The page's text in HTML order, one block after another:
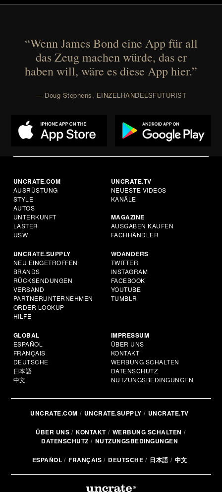
“Wenn James Bond eine App für all
das Zeug machen würde, das er
haben will, wäre es diese App hier.”
— Doug Stephens, EINZELHANDELSFUTURIST
UNCRATE.COM
AUSRÜSTUNG
STYLE
AUTOS
UNTERKUNFT
LASTER
USW.
UNCRATE.TV
NEUESTE VIDEOS
KANÄLE
MAGAZINE
AUSGABEN KAUFEN
FACHHÄNDLER
UNCRATE.SUPPLY
NEU EINGETROFFEN
BRANDS
RÜCKSENDUNGEN
VERSAND
PARTNERUNTERNEHMEN
ORDER LOOKUP
HILFE
WOANDERS
TWITTER
INSTAGRAM
FACEBOOK
YOUTUBE
TUMBLR
GLOBAL
ESPAÑOL
FRANÇAIS
DEUTSCHE
日本語
中文
IMPRESSUM
ÜBER UNS
KONTAKT
WERBUNG SCHALTEN
DATENSCHUTZ
NUTZUNGSBEDINGUNGEN
UNCRATE.COM UNCRATE.SUPPLY UNCRATE.TV
ÜBER UNS KONTAKT
WERBUNG SCHALTEN
DATENSCHUTZ
NUTZUNGSBEDINGUNGEN
ESPAÑOL FRANÇAIS DEUTSCHE 日本語 中文